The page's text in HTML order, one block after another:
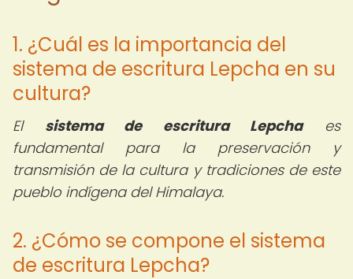
1. ¿Cuál es la importancia del
sistema de escritura Lepcha en su
cultura?
El sistema de escritura Lepchaes
fundamental para la preservación y
transmisión de la cultura y tradiciones de este
pueblo indígena del Himalaya.
2. ¿Cómo se compone el sistema
de escritura Lepcha?